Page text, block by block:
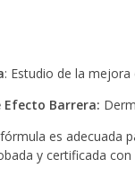
: Estudio de la
Efecto Barrera:
fórmula es adecuada
y certificada